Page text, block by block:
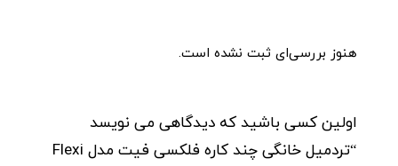
هنوز بررسی‌ای ثبت نشده است.
اولین کسی باشید که دیدگاهی می نویسد
“تردمیل خانگی چند کاره فلکسی فیت مدل Flexi